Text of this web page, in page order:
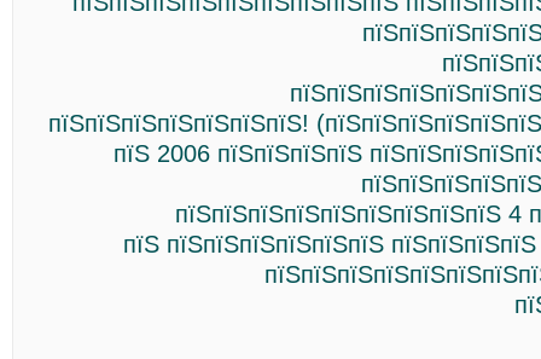
пїЅпїЅпїЅпїЅпїЅпїЅпїЅ!
пїЅ 2006 пїЅпїЅпїЅпїЅ
пїЅпїЅпїЅпїЅпїЅпїЅпїЅпїЅпїЅ 4
пїЅ пїЅпїЅпїЅпїЅпїЅпїЅ